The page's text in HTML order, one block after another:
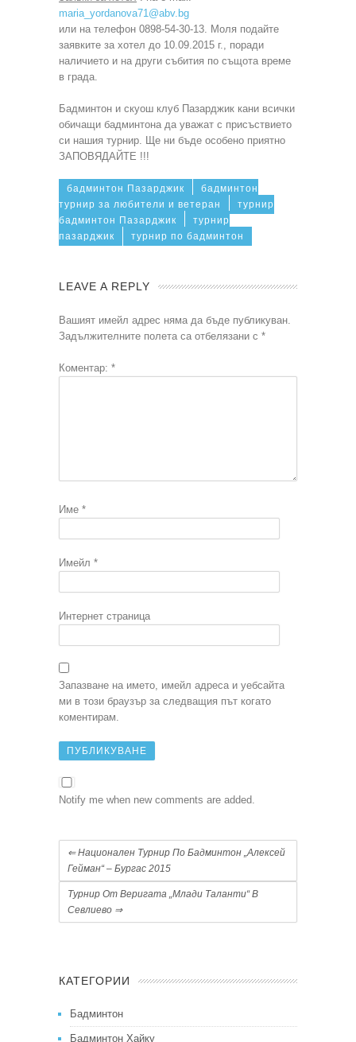
maria_yordanova71@abv.bg
или на телефон 0898-54-30-13. Моля подайте
заявките за хотел до 10.09.2015 г., поради
наличието и на други събития по същота време
в града.
Бадминтон и скуош клуб Пазарджик кани всички
обичащи бадминтона да уважат с присъствието
си нашия турнир. Ще ни бъде особено приятно
ЗАПОВЯДАЙТЕ !!!
бадминтон Пазарджик
бадминтон
турнир за любители и ветеран
турнир
бадминтон Пазарджик
турнир
пазарджик
турнир по бадминтон
LEAVE A REPLY
Вашият имейл адрес няма да бъде публикуван.
Задължителните полета са отбелязани с *
Коментар: *
Име *
Имейл *
Интернет страница
Запазване на името, имейл адреса и уебсайта
ми в този браузър за следващия път когато
коментирам.
Notify me when new comments are added.
⇐Национален Турнир По Бадминтон „Алексей
Гейман“ – Бургас 2015
Турнир От Веригата „Млади Таланти“ В
Севлиево ⇒
КАТЕГОРИИ
Бадминтон
Бадминтон Хайку